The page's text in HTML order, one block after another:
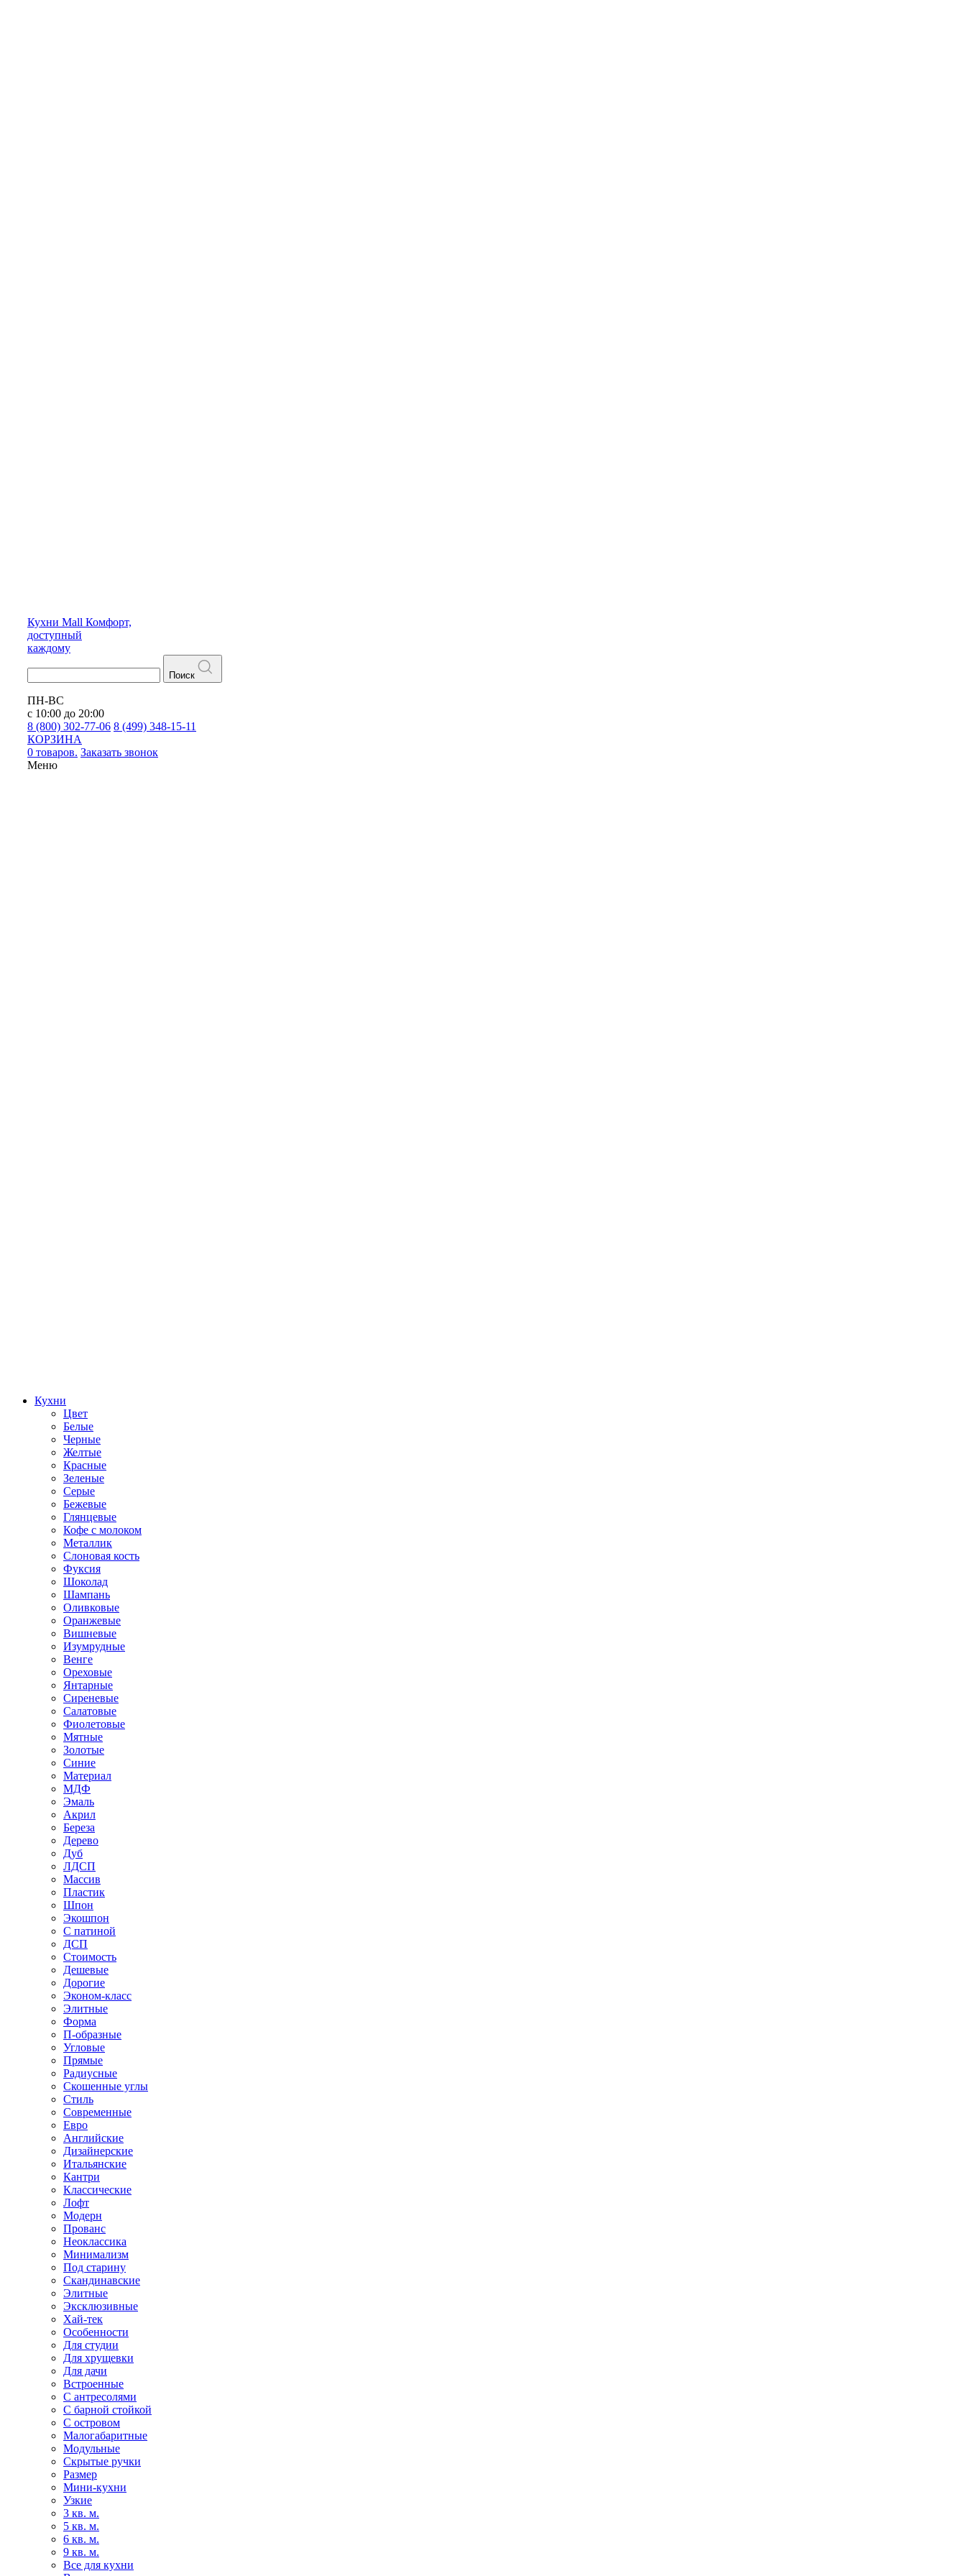
Кухни Mall Комфорт,
доступный
каждому
Поиск
ПН-ВС
с 10:00 до 20:00
8 (800) 302-77-06 8 (499) 348-15-11
КОРЗИНА
0 товаров. Заказать звонок
Меню
Кухни
Цвет
Белые
Черные
Желтые
Красные
Зеленые
Серые
Бежевые
Глянцевые
Кофе с молоком
Металлик
Слоновая кость
Фуксия
Шоколад
Шампань
Оливковые
Оранжевые
Вишневые
Изумрудные
Венге
Ореховые
Янтарные
Сиреневые
Салатовые
Фиолетовые
Мятные
Золотые
Синие
Материал
МДФ
Эмаль
Акрил
Береза
Дерево
Дуб
ЛДСП
Массив
Пластик
Шпон
Экошпон
С патиной
ДСП
Стоимость
Дешевые
Дорогие
Эконом-класс
Элитные
Форма
П-образные
Угловые
Прямые
Радиусные
Скошенные углы
Стиль
Современные
Евро
Английские
Дизайнерские
Итальянские
Кантри
Классические
Лофт
Модерн
Прованс
Неоклассика
Минимализм
Под старину
Скандинавские
Элитные
Эксклюзивные
Хай-тек
Особенности
Для студии
Для хрущевки
Для дачи
Встроенные
С антресолями
С барной стойкой
С островом
Малогабаритные
Модульные
Скрытые ручки
Размер
Мини-кухни
Узкие
3 кв. м.
5 кв. м.
6 кв. м.
9 кв. м.
Все для кухни